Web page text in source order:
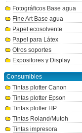
Fotográficos Base agua
Fine Art Base agua
Papel ecosolvente
Papel para Látex
Otros soportes
Expositores y Display
Consumibles
Tintas plotter Canon
Tintas plotter Epson
Tintas plotter HP
Tintas Roland/Mutoh
Tintas impresora